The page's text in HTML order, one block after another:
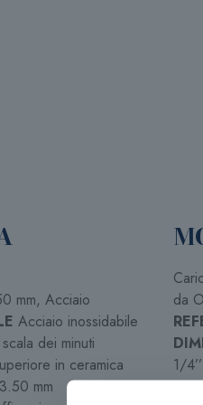
mm, Acciaio
Acciaio inossidabile
dei minuti
in ceramica
mm
da
1/